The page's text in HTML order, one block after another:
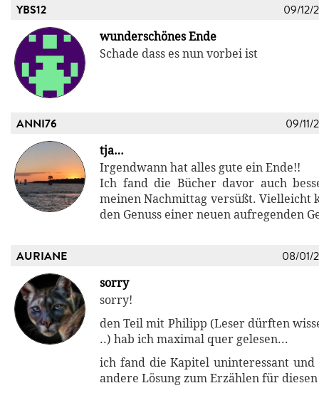
YBS12 09/12/
wunderschönes Ende
Schade dass es nun vorbei ist
ANNI76 09/11/
tja…
Irgendwann hat alles gute ein Ende!!
Ich fand die Bücher davor auch
meinen Nachmittag versüßt. Vielleicht
den Genuss einer neuen aufregenden
AURIANE 08/01/
sorry
sorry!
den Teil mit Philipp (Leser dürften
..) hab ich maximal quer gelesen...
ich fand die Kapitel uninteressant und
andere Lösung zum Erzählen für